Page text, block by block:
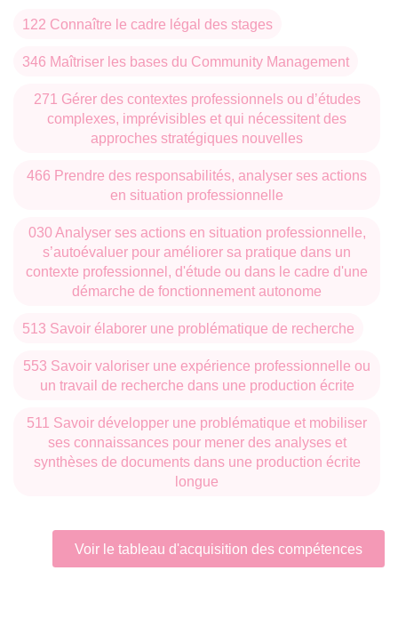
122 Connaître le cadre légal des stages
346 Maîtriser les bases du Community Management
271 Gérer des contextes professionnels ou d’études
complexes, imprévisibles et qui nécessitent des
approches stratégiques nouvelles
466 Prendre des responsabilités, analyser ses actions
en situation professionnelle
030 Analyser ses actions en situation professionnelle,
s’autoévaluer pour améliorer sa pratique dans un
contexte professionnel, d'étude ou dans le cadre d'une
démarche de fonctionnement autonome
513 Savoir élaborer une problématique de recherche
553 Savoir valoriser une expérience professionnelle ou
un travail de recherche dans une production écrite
511 Savoir développer une problématique et mobiliser
ses connaissances pour mener des analyses et
synthèses de documents dans une production écrite
longue
Voir le tableau d'acquisition des compétences